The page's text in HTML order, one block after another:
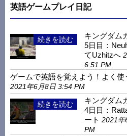
英語ゲームプレイ日記
キングダム
5日目：
てUzhitzへ
6:51 PM
ゲームで英語を覚えよう！よく
2021年6月8日 3:54 PM
キングダム
4日目：
ート 2021年
PM